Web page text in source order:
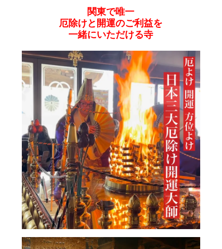
関東で唯一
厄除けと開運のご利益を
一緒にいただける寺